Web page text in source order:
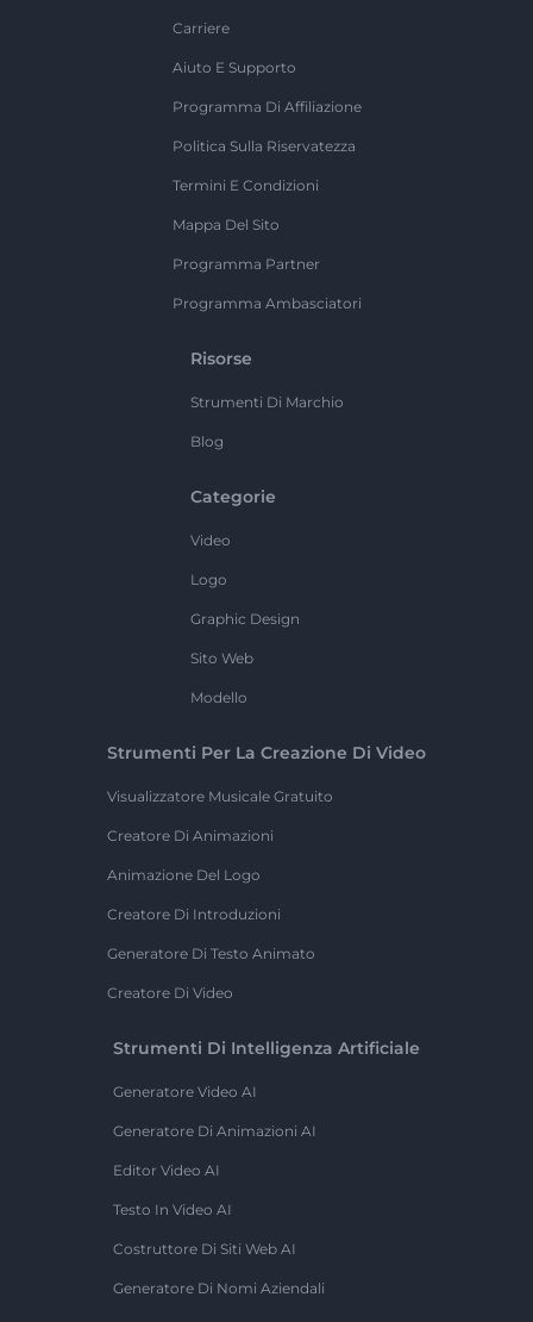
Carriere
Aiuto E Supporto
Programma Di Affiliazione
Politica Sulla Riservatezza
Termini E Condizioni
Mappa Del Sito
Programma Partner
Programma Ambasciatori
Risorse
Strumenti Di Marchio
Blog
Categorie
Video
Logo
Graphic Design
Sito Web
Modello
Strumenti Per La Creazione Di Video
Visualizzatore Musicale Gratuito
Creatore Di Animazioni
Animazione Del Logo
Creatore Di Introduzioni
Generatore Di Testo Animato
Creatore Di Video
Strumenti Di Intelligenza Artificiale
Generatore Video AI
Generatore Di Animazioni AI
Editor Video AI
Testo In Video AI
Costruttore Di Siti Web AI
Generatore Di Nomi Aziendali